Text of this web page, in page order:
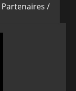
Partenaires /